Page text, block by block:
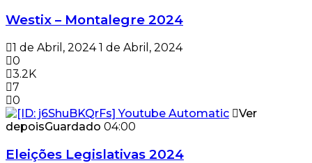
Westix – Montalegre 2024
1 de Abril, 2024 1 de Abril, 2024
0
3.2K
7
0
Ver
depoisGuardado 04:00
Eleições Legislativas 2024